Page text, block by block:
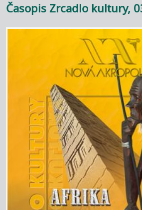
Časopis Zrcadlo kultury,